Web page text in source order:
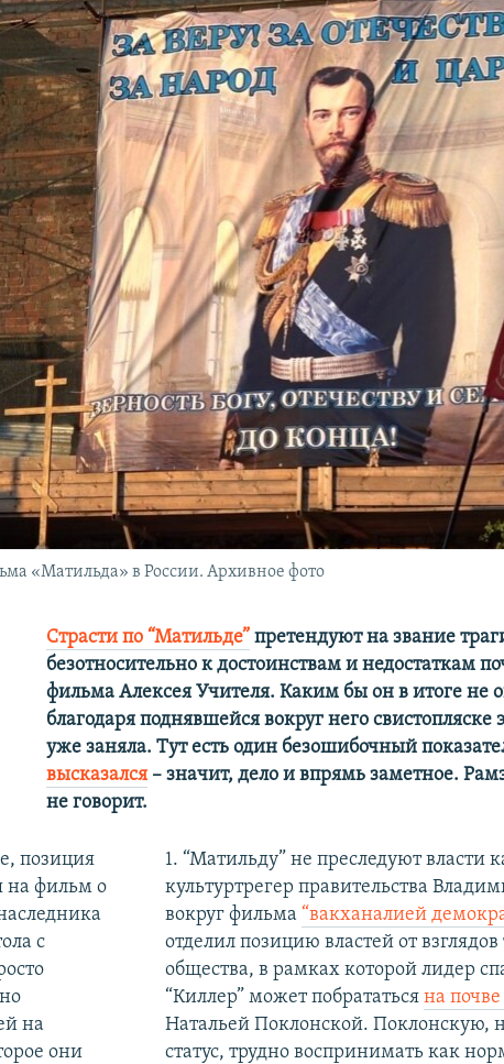
«Матильда» в России. Архивное фото
Страсти по “Матильде” претендуют на звание
безотносительно к достоинствам и недостаткам
фильма Алексея Учителя. Каким бы он в итоге не
благодаря поднявшейся вокруг него свистопляске
уже заняла. Тут есть один безошибочный
высказался – значит, дело и впрямь заметное.
не говорит.
позиция
на фильм о
с
на
они
1. “Матильду” не преследуют власти
культуртрегер правительства
вокруг фильма “вакханалией
отделил позицию властей от
общества, в рамках которой лидер
“Киллер” может побрататься на
Натальей Поклонской. Поклонскую,
статус, трудно воспринимать как